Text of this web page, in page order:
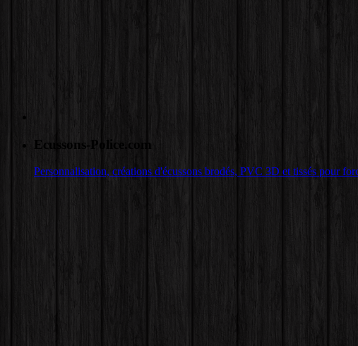
Ecussons-Police.com
Personnalisation, créations d'écussons brodés, PVC 3D et tissés pour